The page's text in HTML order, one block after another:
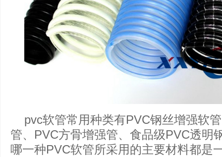
pvc软管常用种类有PVC钢丝增强软
管、PVC方骨增强管、食品级PVC透明
哪一种PVC软管所采用的主要材料都是